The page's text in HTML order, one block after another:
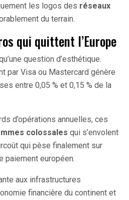
les logos des réseaux
du terrain.
qui quittent l’Europe
question d’esthétique.
par Visa ou Mastercard génère
entre 0,05 % et 0,15 % de la
d’opérations annuelles, ces
colossales qui s’envolent
qui pèse finalement sur
paiement européen.
aux infrastructures
financière du continent et